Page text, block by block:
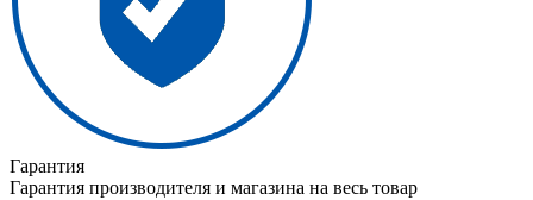
Гарантия
Гарантия производителя и магазина на весь товар